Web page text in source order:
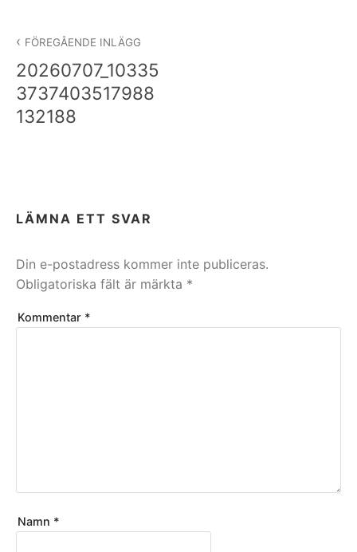
FÖREGÅENDE INLÄGG
20260707_10335
3737403517988
132188
LÄMNA ETT SVAR
Din e-postadress kommer inte publiceras.
Obligatoriska fält är märkta *
Kommentar *
Namn *